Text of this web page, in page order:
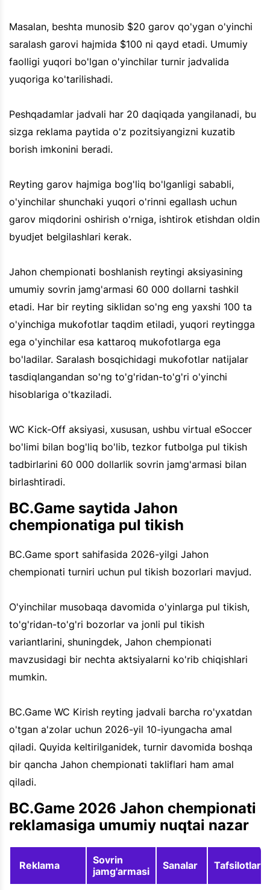
Masalan, beshta munosib $20 garov qo'ygan o'yinchi
saralash garovi hajmida $100 ni qayd etadi. Umumiy
faolligi yuqori bo'lgan o'yinchilar turnir jadvalida
yuqoriga ko'tarilishadi.
Peshqadamlar jadvali har 20 daqiqada yangilanadi, bu
sizga reklama paytida o'z pozitsiyangizni kuzatib
borish imkonini beradi.
Reyting garov hajmiga bog'liq bo'lganligi sababli,
o'yinchilar shunchaki yuqori o'rinni egallash uchun
garov miqdorini oshirish o'rniga, ishtirok etishdan oldin
byudjet belgilashlari kerak.
Jahon chempionati boshlanish reytingi aksiyasining
umumiy sovrin jamg'armasi 60 000 dollarni tashkil
etadi. Har bir reyting siklidan so'ng eng yaxshi 100 ta
o'yinchiga mukofotlar taqdim etiladi, yuqori reytingga
ega o'yinchilar esa kattaroq mukofotlarga ega
bo'ladilar. Saralash bosqichidagi mukofotlar natijalar
tasdiqlangandan so'ng to'g'ridan-to'g'ri o'yinchi
hisoblariga o'tkaziladi.
WC Kick-Off aksiyasi, xususan, ushbu virtual eSoccer
bo'limi bilan bog'liq bo'lib, tezkor futbolga pul tikish
tadbirlarini 60 000 dollarlik sovrin jamg'armasi bilan
birlashtiradi.
BC.Game saytida Jahon
chempionatiga pul tikish
BC.Game sport sahifasida 2026-yilgi Jahon
chempionati turniri uchun pul tikish bozorlari mavjud.
O'yinchilar musobaqa davomida o'yinlarga pul tikish,
to'g'ridan-to'g'ri bozorlar va jonli pul tikish
variantlarini, shuningdek, Jahon chempionati
mavzusidagi bir nechta aktsiyalarni ko'rib chiqishlari
mumkin.
BC.Game WC Kirish reyting jadvali barcha ro'yxatdan
o'tgan a'zolar uchun 2026-yil 10-iyungacha amal
qiladi. Quyida keltirilganidek, turnir davomida boshqa
bir qancha Jahon chempionati takliflari ham amal
qiladi.
BC.Game 2026 Jahon chempionati
reklamasiga umumiy nuqtai nazar
Reklama
Sovrin
jamg'armasi
Sanalar Tafsilotlar